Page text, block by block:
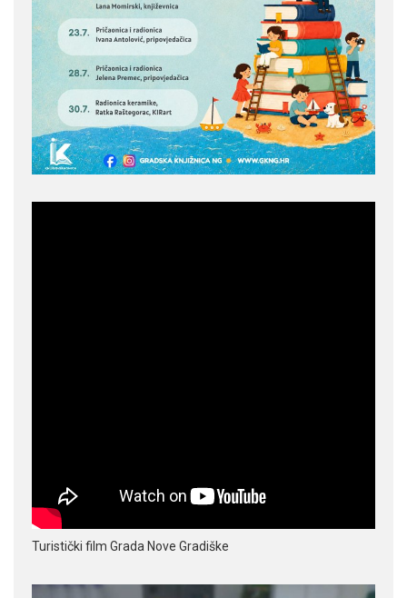
Turistički film Grada Nove Gradiške